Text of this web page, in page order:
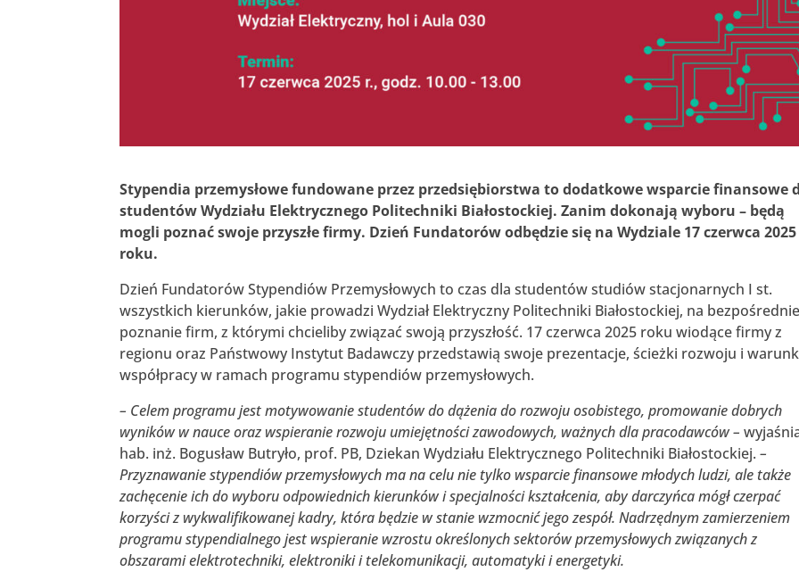
Stypendia przemysłowe fundowane przez przedsiębiorstwa to dodatkowe wsparcie finansowe
studentów Wydziału Elektrycznego Politechniki Białostockiej. Zanim dokonają wyboru – będą
mogli poznać swoje przyszłe firmy. Dzień Fundatorów odbędzie się na Wydziale 17 czerwca 2025
roku.
Dzień Fundatorów Stypendiów Przemysłowych to czas dla studentów studiów stacjonarnych I st.
wszystkich kierunków, jakie prowadzi Wydział Elektryczny Politechniki Białostockiej, na
poznanie firm, z którymi chcieliby związać swoją przyszłość. 17 czerwca 2025 roku wiodące firmy z
regionu oraz Państwowy Instytut Badawczy przedstawią swoje prezentacje, ścieżki rozwoju i
współpracy w ramach programu stypendiów przemysłowych.
– Celem programu jest motywowanie studentów do dążenia do rozwoju osobistego, promowanie dobrych
wyników w nauce oraz wspieranie rozwoju umiejętności zawodowych, ważnych dla pracodawców –
hab. inż. Bogusław Butryło, prof. PB, Dziekan Wydziału Elektrycznego Politechniki Białostockiej.–
Przyznawanie stypendiów przemysłowych ma na celu nie tylko wsparcie finansowe młodych ludzi, ale także
zachęcenie ich do wyboru odpowiednich kierunków i specjalności kształcenia, aby darczyńca mógł czerpać
korzyści z wykwalifikowanej kadry, która będzie w stanie wzmocnić jego zespół. Nadrzędnym zamierzeniem
programu stypendialnego jest wspieranie wzrostu określonych sektorów przemysłowych związanych z
obszarami elektrotechniki, elektroniki i telekomunikacji, automatyki i energetyki.